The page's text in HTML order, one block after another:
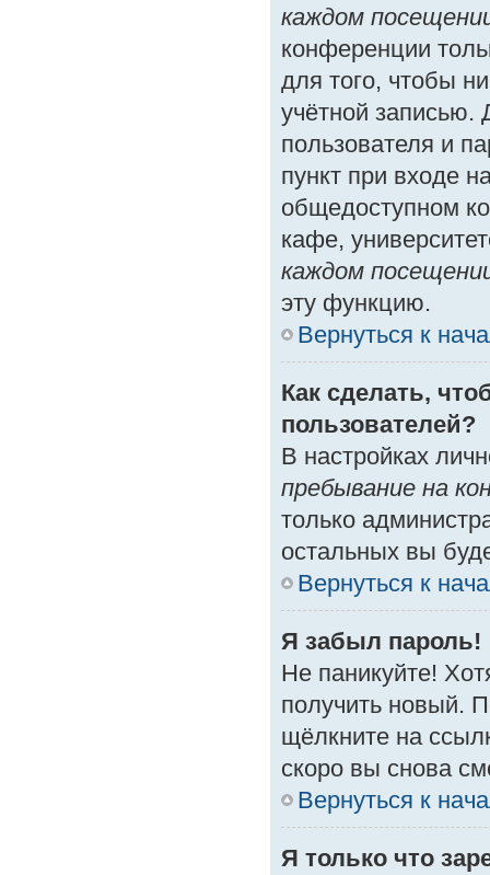
каждом
конференции
для того, чтобы
учётной записью.
пользователя и
пункт при входе
общедоступном
кафе,
каждом
эту функцию.
Вернуться к
Как сделать,
пользователей?
В настройках
пребывание на
только
остальных вы
Вернуться к
Я забыл пароль!
Не паникуйте!
получить новый.
щёлкните на
скоро вы снова
Вернуться к
Я только что